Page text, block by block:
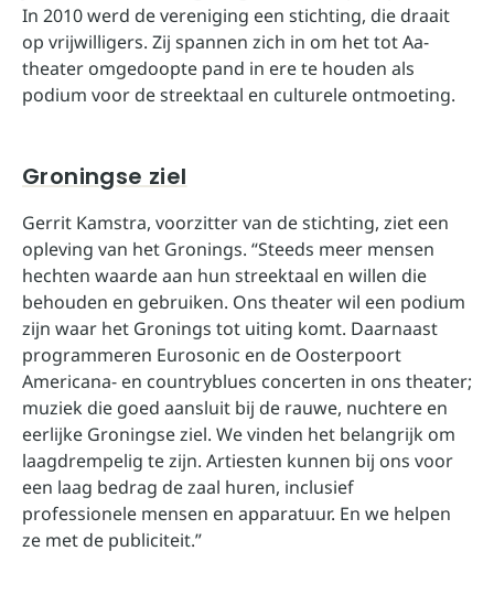
In 2010 werd de vereniging een stichting, die draait
op vrijwilligers. Zij spannen zich in om het tot Aa-
theater omgedoopte pand in ere te houden als
podium voor de streektaal en culturele ontmoeting.
Groningse ziel
Gerrit Kamstra, voorzitter van de stichting, ziet een
opleving van het Gronings. “Steeds meer mensen
hechten waarde aan hun streektaal en willen die
behouden en gebruiken. Ons theater wil een podium
zijn waar het Gronings tot uiting komt. Daarnaast
programmeren Eurosonic en de Oosterpoort
Americana- en countryblues concerten in ons theater;
muziek die goed aansluit bij de rauwe, nuchtere en
eerlijke Groningse ziel. We vinden het belangrijk om
laagdrempelig te zijn. Artiesten kunnen bij ons voor
een laag bedrag de zaal huren, inclusief
professionele mensen en apparatuur. En we helpen
ze met de publiciteit.”